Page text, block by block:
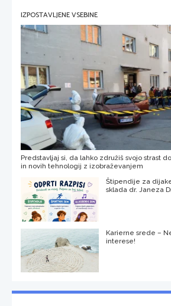
IZPOSTAVLJENE VSEBINE
Predstavljaj si, da lahko združiš svojo strast
in novih tehnologij z izobraževanjem
Štipendije za
sklada dr. Janeza
Karierne srede –
interese!